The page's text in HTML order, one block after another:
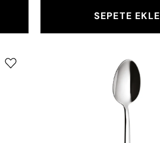
SEPETE EKLE
1100
Kahve
Kaşığı